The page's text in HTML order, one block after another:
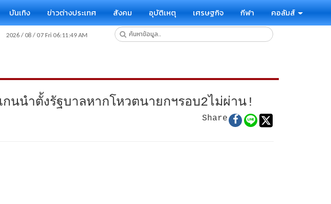
บันเทิง ข่าวต่างประเทศ สังคม อุบัติเหตุ เศรษฐกิจ กีฬา คอลัมส์
นนำตั้งรัฐบาลหากโหวตนายกฯรอบ2ไม่ผ่าน!
Share